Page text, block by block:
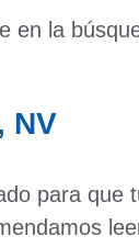
la
NV
para